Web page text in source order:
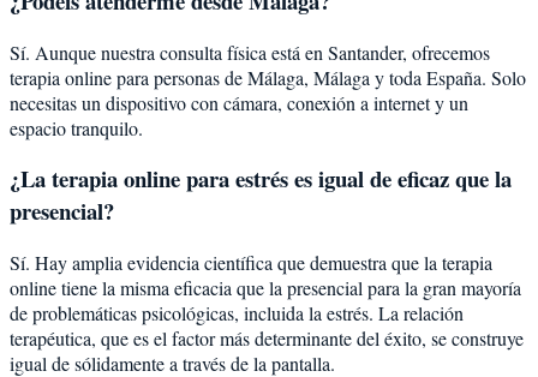
Sí. Aunque nuestra consulta física está en Santander, ofrecemos
terapia online para personas deMálaga, Málaga y toda España. Solo
necesitas un dispositivo con cámara, conexión a internet y un
espacio tranquilo.
¿La terapia online paraestréses igual de eficaz que la
presencial?
Sí. Hay amplia evidencia científica que demuestra que la terapia
online tiene la misma eficacia que la presencial para la gran mayoría
de problemáticas psicológicas, incluida la estrés. La relación
terapéutica, que es el factor más determinante del éxito, se construye
igual de sólidamente a través de la pantalla.